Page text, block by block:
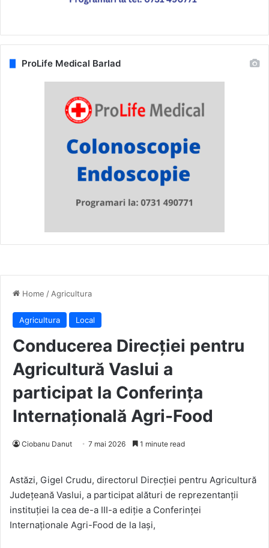
Home /Agricultura
Agricultura Local
Conducerea Direcției pentru
Agricultură Vaslui a
participat la Conferința
Internațională Agri-Food
Ciobanu Danut 7 mai 2026 1 minute read
Astăzi, Gigel Crudu, directorul Direcției pentru Agricultură
Județeană Vaslui, a participat alături de reprezentanții
instituției la cea de-a III-a ediție a Conferinței
Internaționale Agri-Food de la Iași,
ProLife Medical Barlad